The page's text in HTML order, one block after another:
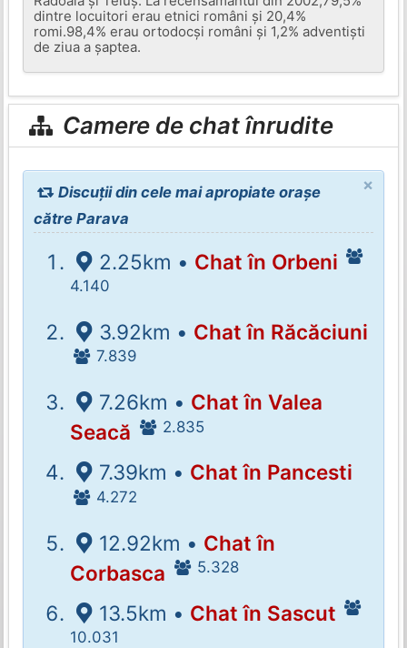
dintre locuitori erau etnici români și 20,4%
romi.98,4% erau ortodocși români și 1,2% adventiști
de ziua a șaptea.
Camere de chat înrudite
×
Discuții din cele mai apropiate orașe
către Parava
2.25km • Chat în Orbeni
4.140
3.92km • Chat în Răcăciuni
7.839
7.26km • Chat în Valea
Seacă
2.835
7.39km • Chat în Pancesti
4.272
12.92km • Chat în
Corbasca
5.328
13.5km • Chat în Sascut
10.031